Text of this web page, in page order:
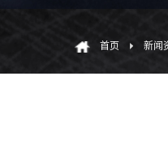
首页 新闻